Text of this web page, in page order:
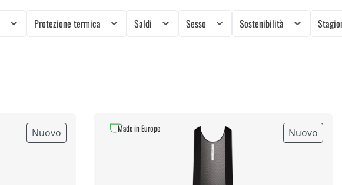
Protezione termica Saldi Sesso Sostenibilità
Nuovo Nuovo
Made in Europe